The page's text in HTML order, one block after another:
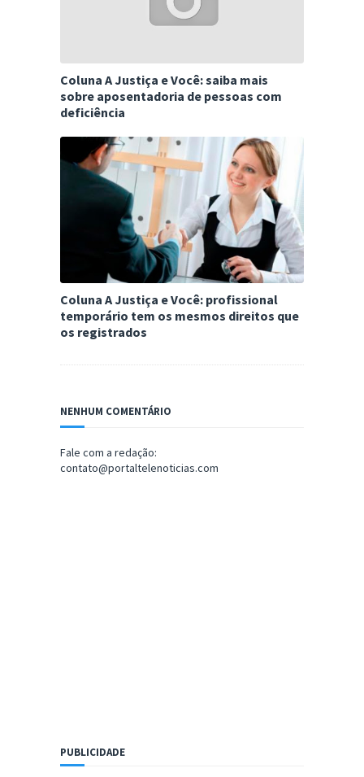
Coluna A Justiça e Você: saiba mais
sobre aposentadoria de pessoas com
deficiência
Coluna A Justiça e Você: profissional
temporário tem os mesmos direitos que
os registrados
NENHUM COMENTÁRIO
Fale com a redação:
contato@portaltelenoticias.com
PUBLICIDADE